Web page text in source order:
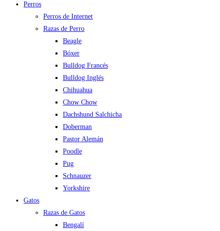
Perros
Perros de Internet
Razas de Perro
Beagle
Bóxer
Bulldog Francés
Bulldog Inglés
Chihuahua
Chow Chow
Dachshund Salchicha
Doberman
Pastor Alemán
Poodle
Pug
Schnauzer
Yorkshire
Gatos
Razas de Gatos
Bengalí